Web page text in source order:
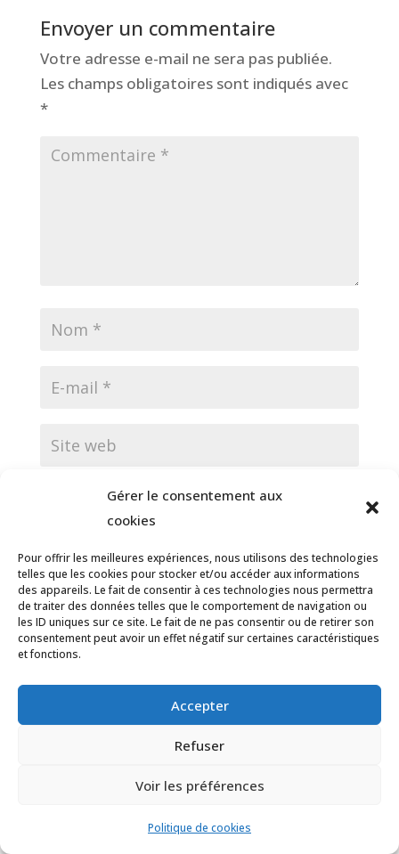
Gérer le consentement aux
cookies
Pour offrir les meilleures expériences, nous utilisons des technologies
telles que les cookies pour stocker et/ou accéder aux informations
des appareils. Le fait de consentir à ces technologies nous permettra
de traiter des données telles que le comportement de navigation ou
les ID uniques sur ce site. Le fait de ne pas consentir ou de retirer son
consentement peut avoir un effet négatif sur certaines caractéristiques
et fonctions.
Accepter
Refuser
Voir les préférences
Politique de cookies
Envoyer un commentaire
Votre adresse e-mail ne sera pas publiée.
Les champs obligatoires sont indiqués avec
*
Notifiez-moi des commentaires à venir
via émail. Vous pouvez aussi
Envoyer le commentaire
Nos derniers articles